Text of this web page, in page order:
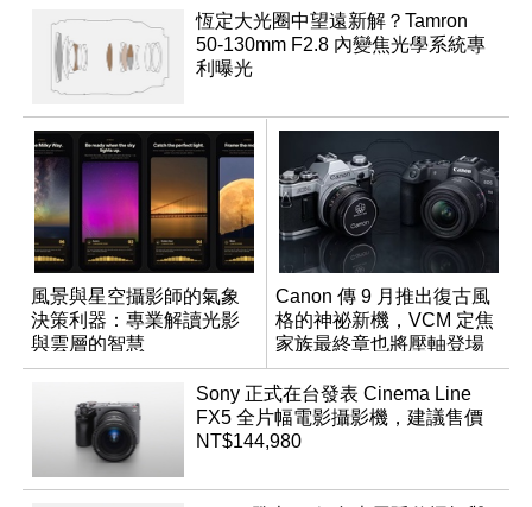
恆定大光圈中望遠新解？Tamron
50-130mm F2.8 內變焦光學系統專
利曝光
風景與星空攝影師的氣象
決策利器：專業解讀光影
與雲層的智慧
App「Atmos」登場
Canon 傳 9 月推出復古風
格的神祕新機，VCM 定焦
家族最終章也將壓軸登場
Sony 正式在台發表 Cinema Line
FX5 全片幅電影攝影機，建議售價
NT$144,980